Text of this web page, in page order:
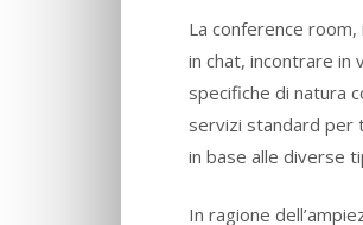
La conference
in chat, incontrare in
specifiche di natura
servizi standard per
in base alle diverse
In ragione